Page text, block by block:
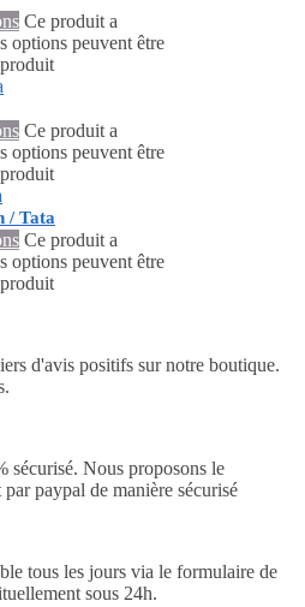
Ce produit a
options peuvent être
Ce produit a
options peuvent être
/ Tata
Ce produit a
options peuvent être
d'avis positifs sur notre boutique.
sécurisé. Nous proposons le
paypal de manière sécurisé
tous les jours via le formulaire de
sous 24h.